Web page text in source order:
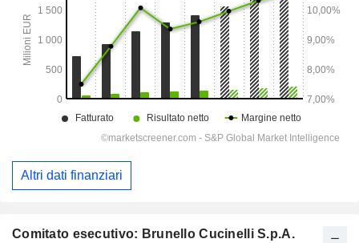
Comitato esecutivo: Brunello Cucinelli S.p.A.
Altri dati finanziari